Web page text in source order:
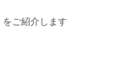
をご紹介します